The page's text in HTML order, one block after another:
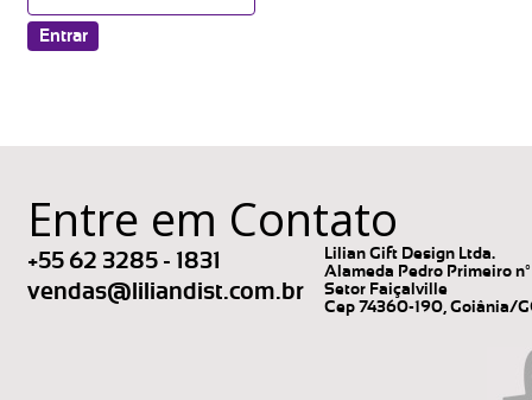
Entre em Contato
+55 62 3285 - 1831
vendas@liliandist.com.br
Lilian Gift Design Ltda.
Alameda Pedro Primeiro
Setor Faiçalville
Cep 74360-190, Goiânia/